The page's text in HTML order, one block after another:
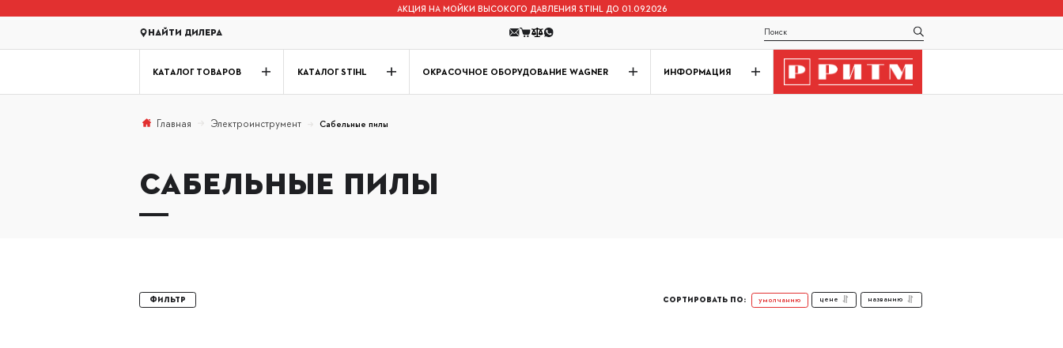
АКЦИЯ НА МОЙКИ ВЫСОКОГО ДАВЛЕНИЯ STIHL ДО 01.09.2026
Найти дилера
КАТАЛОГ ТОВАРОВ КАТАЛОГ STIHL ОКРАСОЧНОЕ ОБОРУДОВАНИЕ WAGNER ИНФОРМАЦИЯ
Главная Электроинструмент Сабельные пилы
САБЕЛЬНЫЕ ПИЛЫ
Фильтр СОРТИРОВАТЬ ПО: умолчанию цене названию